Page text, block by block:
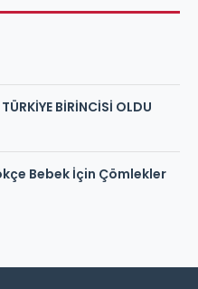
BİRİNCİSİ OLDU
Bebek İçin Çömlekler